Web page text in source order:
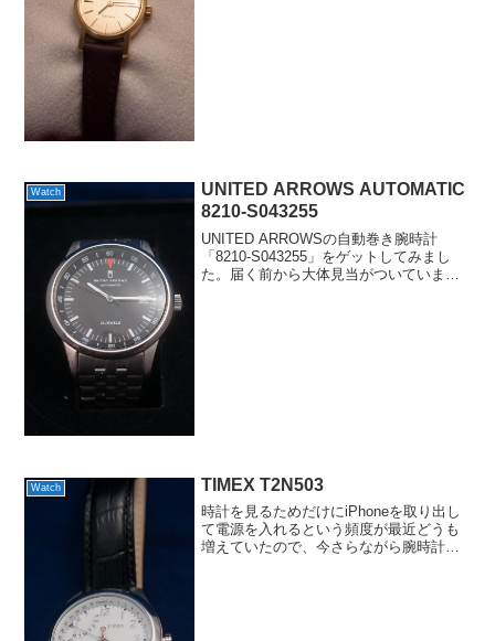
Watch
UNITED ARROWS AUTOMATIC
8210-S043255
UNITED ARROWSの自動巻き腕時計
「8210-S043255」をゲットしてみまし
た。届く前から大体見当がついていまし
Watch TIMEX T2N503
時計を見るためだけにiPhoneを取り出し
て電源を入れるという頻度が最近どうも
増えていたので、今さらながら腕時計を